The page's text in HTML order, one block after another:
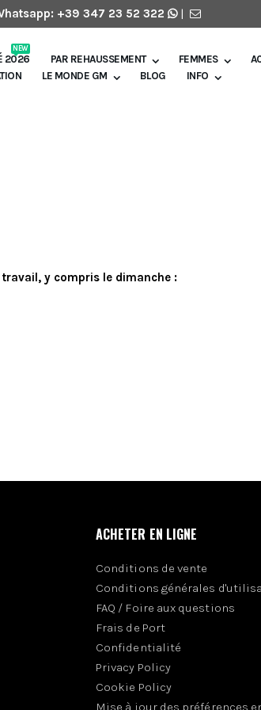
+39 347 23 52 322 |
2026
NEW
PAR REHAUSSEMENT FEMMES
LE MONDE GM BLOG INFO
y compris le dimanche :
ACHETER EN LIGNE
Conditions de vente
Conditions générales
FAQ / Foire aux questions
Frais de Port
Confidentialité
Privacy Policy
Cookie Policy
Mise à jour des préférences